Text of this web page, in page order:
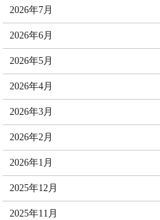
2026年7月
2026年6月
2026年5月
2026年4月
2026年3月
2026年2月
2026年1月
2025年12月
2025年11月